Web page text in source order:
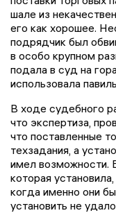
шале из
его как хорошее.
подрядчик был
в особо крупном
подала в суд на
использовала
В ходе судебного
что экспертиза,
что поставленные
техзадания, а
имел возможности.
которая
когда именно они
установить не